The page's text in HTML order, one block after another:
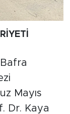
Mayıs
Dr. Kaya